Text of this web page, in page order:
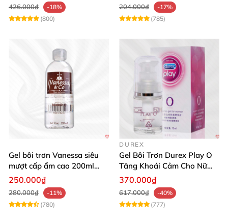
426.000₫
-18%
(800)
204.000₫
-17%
(785)
Gel bôi trơn Vanessa siêu
mượt cấp ẩm cao 200ml
tăng khoái cảm
250.000₫
280.000₫
-11%
(780)
DUREX
Gel Bôi Trơn Durex Play O
Tăng Khoái Cảm Cho Nữ
Mua Sắm Ngay
370.000₫
617.000₫
-40%
(777)